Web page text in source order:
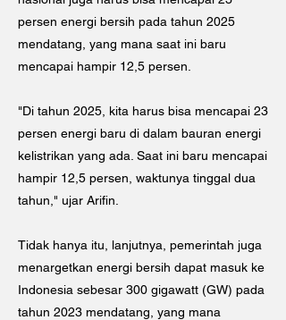
persen energi bersih pada tahun 2025
mendatang, yang mana saat ini baru
mencapai hampir 12,5 persen.
"Di tahun 2025, kita harus bisa mencapai 23
persen energi baru di dalam bauran energi
kelistrikan yang ada. Saat ini baru mencapai
hampir 12,5 persen, waktunya tinggal dua
tahun," ujar Arifin.
Tidak hanya itu, lanjutnya, pemerintah juga
menargetkan energi bersih dapat masuk ke
Indonesia sebesar 300 gigawatt (GW) pada
tahun 2023 mendatang, yang mana